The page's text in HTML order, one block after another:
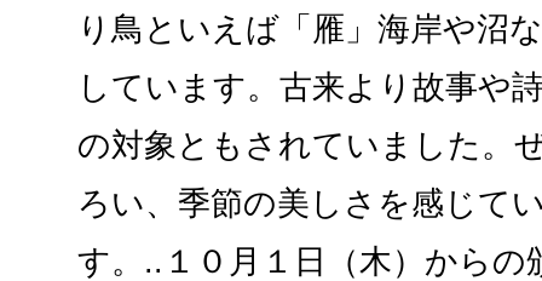
り鳥といえば「雁」海岸や沼
しています。古来より故事や
の対象ともされていました。
ろい、季節の美しさを感じて
す。..１０月１日（木）から